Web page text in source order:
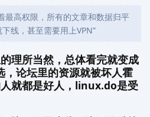
最高权限，所有的文章和数据归平
线，甚至需要用上VPN”
理所当然，总体看完就变成
，论坛里的资源就被坏人霍
就都是好人，linux.do是受